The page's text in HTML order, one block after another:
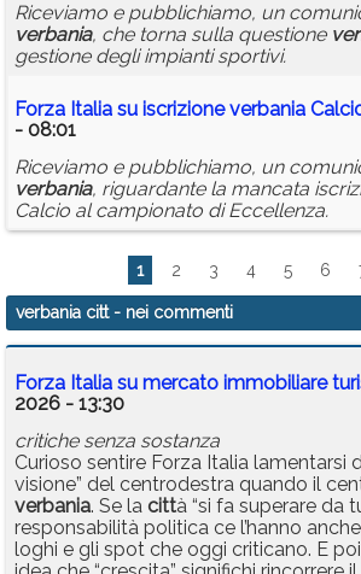
Riceviamo e pubblichiamo, un
verbania, che torna sulla questione
gestione degli impianti sportivi.
Forza Italia su iscrizioneverbania
- 08:01
Riceviamo e pubblichiamo, un
verbania, riguardante la mancata
Calcio al campionato di Eccellenza.
1 2 3 4 5 6
verbania citt- nei commenti
Forza Italia su mercato immobiliare
2026 - 13:30
critiche senza sostanza
Curioso sentire Forza Italia lamentarsi
visione” del centrodestra quando il
verbania. Se la città “si fa superare da
responsabilità politica ce l’hanno
loghi e gli spot che oggi criticano. E